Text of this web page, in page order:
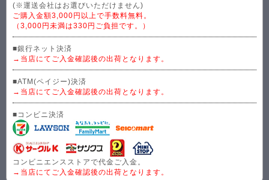
(※運送会社はお選びいただけません)
ご購入金額3,000円以上で手数料無料。
（3,000円未満は330円ご負担です。）
■銀行ネット決済
→当店にてご入金確認後の出荷となります。
■ATM(ペイジー)決済
→当店にてご入金確認後の出荷となります。
■コンビニ決済
コンビニエンスストアで代金ご入金。
→当店にてご入金確認後の出荷となります。